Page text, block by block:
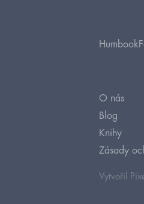
O nás
Blog
Knihy
Zásady
Vytvořil